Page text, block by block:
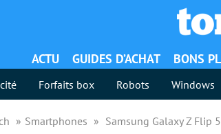
ACTU GUIDES D’ACHAT BONS
Forfaits box Robots Windows
Smartphones Samsung Galaxy Z Flip